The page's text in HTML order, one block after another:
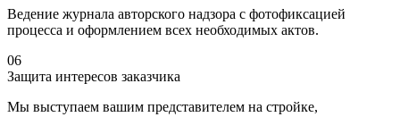
Ведение журнала авторского надзора с фотофиксацией
процесса и оформлением всех необходимых актов.
06
Защита интересов заказчика
Мы выступаем вашим представителем на стройке,